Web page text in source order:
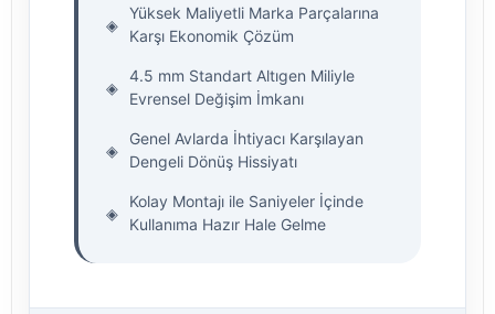
◈
Yüksek Maliyetli Marka Parçalarına
Karşı Ekonomik Çözüm
◈
4.5 mm Standart Altıgen Miliyle
Evrensel Değişim İmkanı
◈
Genel Avlarda İhtiyacı Karşılayan
Dengeli Dönüş Hissiyatı
◈
Kolay Montajı ile Saniyeler İçinde
Kullanıma Hazır Hale Gelme